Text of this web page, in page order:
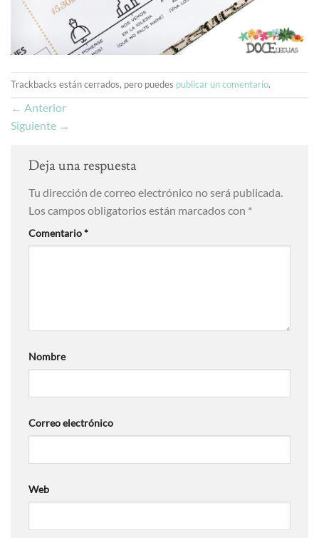
Trackbacks están cerrados, pero puedes publicar un comentario.
← Anterior
Siguiente →
Deja una respuesta
Tu dirección de correo electrónico no será publicada.
Los campos obligatorios están marcados con *
Comentario*
Nombre
Correo electrónico
Web